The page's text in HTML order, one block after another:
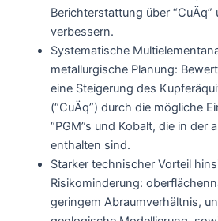
Berichterstattung über “CuÄq”
verbessern.
Systematische
metallurgische Planung:
eine Steigerung des
(“CuÄq”) durch die mögliche
“PGM”s und Kobalt, die in der
enthalten sind.
Starker technischer Vorteil
Risikominderung:
geringem Abraumverhältnis,